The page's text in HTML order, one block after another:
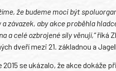
že budeme moci být
a závazek, aby akce proběhla
a celé ozbrojené síly věnují,“říká
dveří mezi 21. základnou a
2015 se ukázalo, že akce dokáže